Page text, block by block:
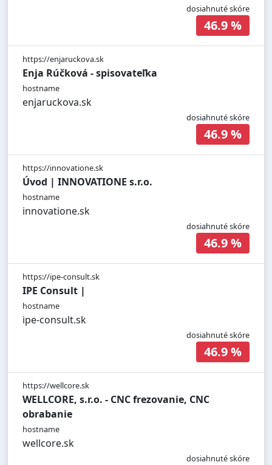
dosiahnuté skóre
46.9 %
https://enjaruckova.sk
Enja Rúčková - spisovateľka
hostname
enjaruckova.sk
dosiahnuté skóre
46.9 %
https://innovatione.sk
Úvod | INNOVATIONE s.r.o.
hostname
innovatione.sk
dosiahnuté skóre
46.9 %
https://ipe-consult.sk
IPE Consult |
hostname
ipe-consult.sk
dosiahnuté skóre
46.9 %
https://wellcore.sk
WELLCORE, s.r.o. - CNC frezovanie, CNC
obrabanie
hostname
wellcore.sk
dosiahnuté skóre